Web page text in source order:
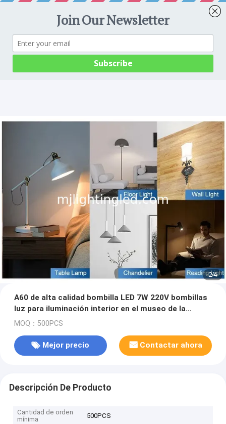
2/4
A60 de alta calidad bombilla LED 7W 220V bombillas
luz para iluminación interior en el museo de la
habitación
MOQ：500PCS
Mejor precio Contactar ahora
Descripción De Producto
Cantidad de orden
mínima
500PCS